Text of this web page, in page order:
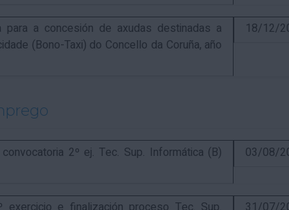
para a concesión de axudas destinadas a
(Bono-Taxi) do Concello da Coruña, año
18/12/
2º ej. Tec. Sup. Informática (B)
03/08/